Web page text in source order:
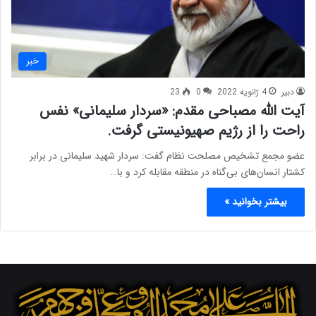
خبر
دبیر 4 ژانویه 2022 0
23
آیت الله مصباحی مقدم: «سردار سلیمانی» نفس
راحت را از رژیم صهیونیستی گرفت.
عضو مجمع تشخیص مصلحت نظام گفت: سردار شهید سلیمانی در برابر
کشتار انسان‌های بی‌گناه در منطقه مقابله کرد و با…
بیشتر بخوانید »